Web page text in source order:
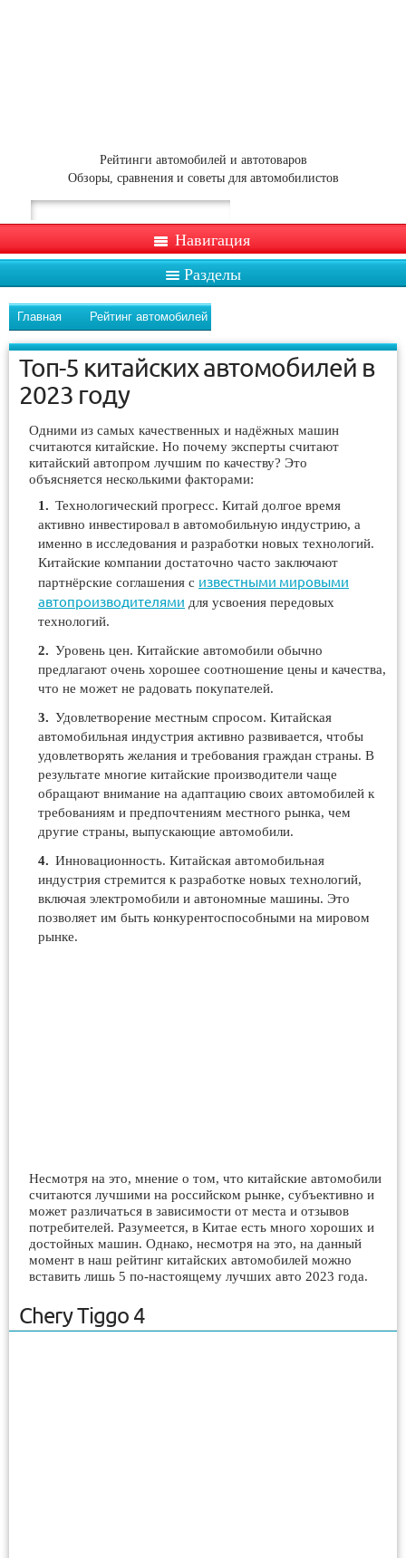
Рейтинги автомобилей и автотоваров
Обзоры, сравнения и советы для автомобилистов
Навигация
Разделы
Главная Рейтинг автомобилей
Топ-5 китайских автомобилей в
2023 году
Одними из самых качественных и надёжных машин
считаются китайские. Но почему эксперты считают
китайский автопром лучшим по качеству? Это
объясняется несколькими факторами:
Технологический прогресс. Китай долгое время
активно инвестировал в автомобильную индустрию, а
именно в исследования и разработки новых технологий.
Китайские компании достаточно часто заключают
партнёрские соглашения с известными мировыми
автопроизводителями для усвоения передовых
технологий.
Уровень цен. Китайские автомобили обычно
предлагают очень хорошее соотношение цены и качества,
что не может не радовать покупателей.
Удовлетворение местным спросом. Китайская
автомобильная индустрия активно развивается, чтобы
удовлетворять желания и требования граждан страны. В
результате многие китайские производители чаще
обращают внимание на адаптацию своих автомобилей к
требованиям и предпочтениям местного рынка, чем
другие страны, выпускающие автомобили.
Инновационность. Китайская автомобильная
индустрия стремится к разработке новых технологий,
включая электромобили и автономные машины. Это
позволяет им быть конкурентоспособными на мировом
рынке.
Несмотря на это, мнение о том, что китайские автомобили
считаются лучшими на российском рынке, субъективно и
может различаться в зависимости от места и отзывов
потребителей. Разумеется, в Китае есть много хороших и
достойных машин. Однако, несмотря на это, на данный
момент в наш рейтинг китайских автомобилей можно
вставить лишь 5 по-настоящему лучших авто 2023 года.
Chery Tiggo 4